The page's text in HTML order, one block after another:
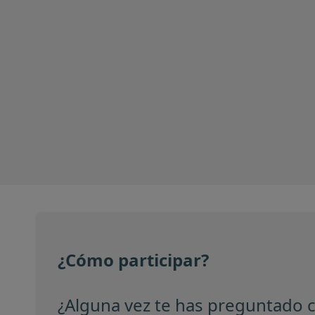
¿Cómo participar?
¿Alguna vez te has preguntado